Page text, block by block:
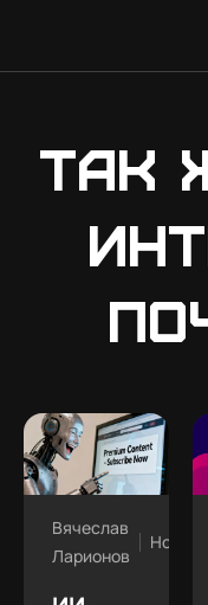
Так
Вячеслав
Ларионов
Новости